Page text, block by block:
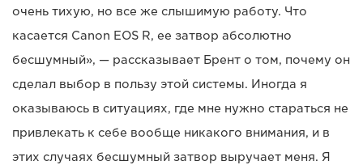
очень тихую, но все же слышимую работу. Что
касается Canon EOS R, ее затвор абсолютно
бесшумный», — рассказывает Брент о том, почему он
сделал выбор в пользу этой системы. Иногда я
оказываюсь в ситуациях, где мне нужно стараться не
привлекать к себе вообще никакого внимания, и в
этих случаях бесшумный затвор выручает меня. Я